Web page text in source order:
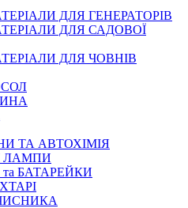
ДЛЯ ГЕНЕРАТОРІВ
ДЛЯ САДОВОЇ
ДЛЯ ЧОВНІВ
ТА АВТОХІМІЯ
ЛАМПИ
БАТАРЕЙКИ